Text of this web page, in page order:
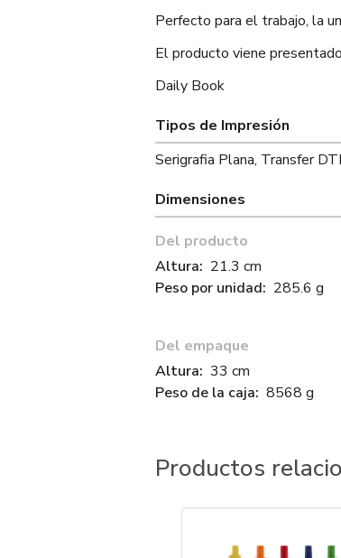
Perfecto para el trabajo, la
El producto viene
Daily Book
Tipos de Impresión
Serigrafia Plana, Transfer
Dimensiones
Del producto
Altura: 21.3 cm
Peso por unidad: 285.6 g
Del empaque
Altura: 33 cm
Peso de la caja: 8568 g
Productos